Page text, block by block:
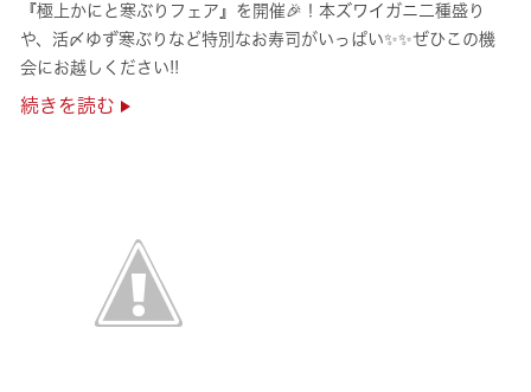
『極上かにと寒ぶりフェア』を開催🎉！本ズワイガニ二種盛り
や、活〆ゆず寒ぶりなど特別なお寿司がいっぱい✨✨ぜひこの機
会にお越しください!!
続きを読む